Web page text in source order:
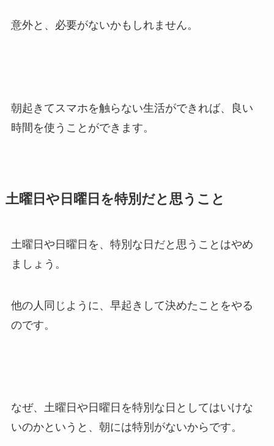
意外と、必要がないかもしれません。
朝起きてスマホを触らない生活ができれば、良い
時間を使うことができます。
土曜日や日曜日を特別だと思うこと
土曜日や日曜日を、特別な日だと思うことはやめ
ましょう。
他の人同じように、早起きして決めたことをやる
のです。
なぜ、土曜日や日曜日を特別な日としてはいけな
いのかというと、朝には特別がないからです。